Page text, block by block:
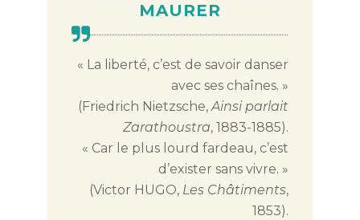
MAURER
« La liberté, c’est de savoir danser
avec ses chaînes. »
(Friedrich Nietzsche,Ainsi parlait
Zarathoustra, 1883-1885).
« Car le plus lourd fardeau, c’est
d’exister sans vivre. »
(Victor HUGO, Les Châtiments,
1853).